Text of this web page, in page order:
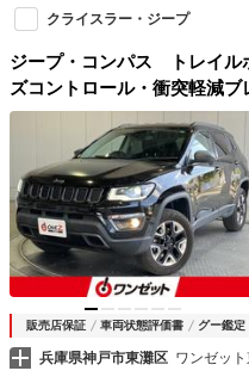
クライスラー・ジープ
ジープ・コンパス トレイ
ズコントロール・衝突軽減
ラインドスポットモニター・
キングアシスト・純正ナビ
Ｂカメラ・
販売店保証 車両状態評価書 グー鑑定
兵庫県神戸市東灘区 ワンゼッ